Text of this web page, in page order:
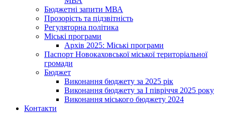
Бюджетні запити МВА
Прозорість та підзвітність
Регуляторна політика
Міські програми
Архів 2025: Міські програми
Паспорт Новокаховської міської територіальної
громади
Бюджет
Виконання бюджету за 2025 рік
Виконання бюджету за І півріччя 2025 року
Виконання міського бюджету 2024
Контакти